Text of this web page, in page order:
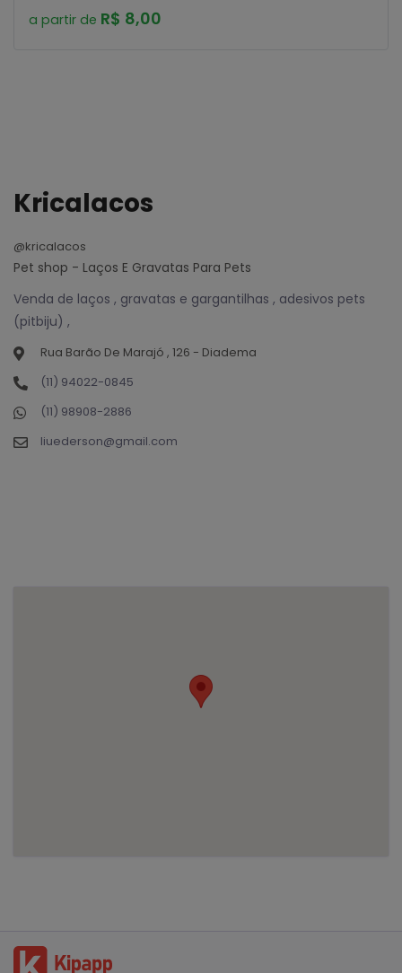
a partir de R$ 8,00
Kricalacos
@kricalacos
Pet shop - Laços E Gravatas Para Pets
Venda de laços , gravatas e gargantilhas , adesivos pets
(pitbiju) ,
Rua Barão De Marajó , 126 - Diadema
(11) 94022-0845
(11) 98908-2886
liuederson@gmail.com